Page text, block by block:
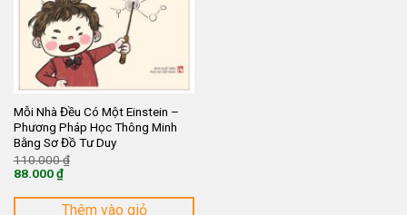
Mỗi Nhà Đều Có Một Einstein –
Phương Pháp Học Thông Minh
Bằng Sơ Đồ Tư Duy
110.000₫
110.000 ₫.
88.000₫
hiện
Thêm vào giỏ